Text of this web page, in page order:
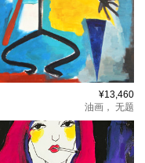
¥13,460
油画， 无题